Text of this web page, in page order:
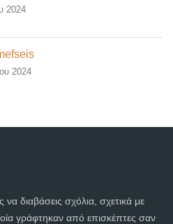
2024
2024
διαβάσεις σχόλια, σχετικά με
γράφτηκαν από επισκέπτες σαν